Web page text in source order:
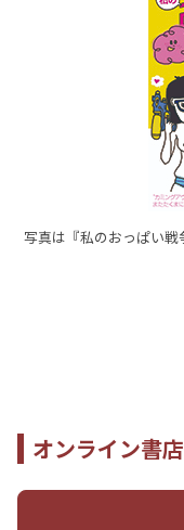
写真は『私のおっぱい戦
オンライン書店